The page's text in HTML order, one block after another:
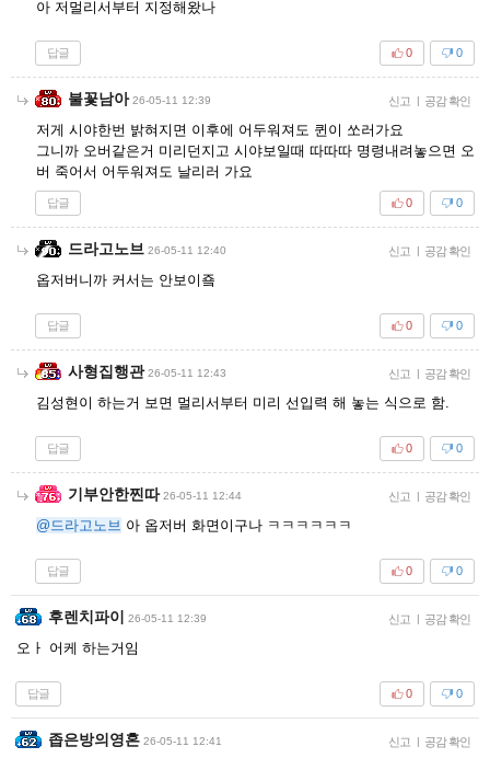
아 저멀리서부터 지정해왔나
답글 0
0
불꽃남아 26-05-11 12:39 신고 | 공감 확인
저게 시야한번 밝혀지면 이후에 어두워져도 퀸이 쏘러가요
그니까 오버같은거 미리던지고 시야보일때 따따따 명령내려놓으면 오
버 죽어서 어두워져도 날리러 가요
답글 0
0
드라고노브 26-05-11 12:40 신고 | 공감 확인
옵저버니까 커서는 안보이죸
답글 0
0
사형집행관 26-05-11 12:43 신고 | 공감 확인
김성현이 하는거 보면 멀리서부터 미리 선입력 해 놓는 식으로 함.
답글 0
0
기부안한찐따 26-05-11 12:44 신고 | 공감 확인
@드라고노브 아 옵저버 화면이구나 ㅋㅋㅋㅋㅋㅋ
답글 0
0
후렌치파이 26-05-11 12:39 신고 | 공감 확인
오ㅏ 어케 하는거임
답글 0
0
좁은방의영혼 26-05-11 12:41 신고 | 공감 확인